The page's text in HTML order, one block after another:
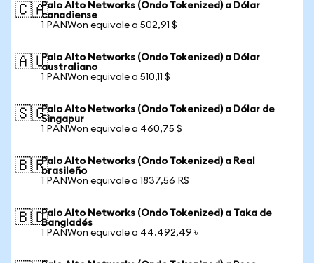
🇨🇦Palo Alto Networks (Ondo Tokenized) a Dólar
canadiense
1 PANWon equivale a 502,91 $
🇦🇺Palo Alto Networks (Ondo Tokenized) a Dólar
australiano
1 PANWon equivale a 510,11 $
🇸🇬Palo Alto Networks (Ondo Tokenized) a Dólar de
Singapur
1 PANWon equivale a 460,75 $
🇧🇷Palo Alto Networks (Ondo Tokenized) a Real
brasileño
1 PANWon equivale a 1837,56 R$
🇧🇩Palo Alto Networks (Ondo Tokenized) a Taka de
Bangladés
1 PANWon equivale a 44.492,49 ৳